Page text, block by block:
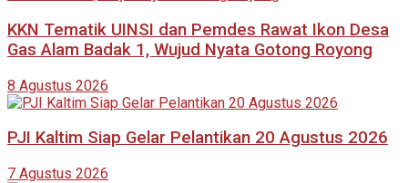
KKN Tematik UINSI dan Pemdes Rawat Ikon Desa
Gas Alam Badak 1, Wujud Nyata Gotong Royong
8 Agustus 2026
PJI Kaltim Siap Gelar Pelantikan 20 Agustus 2026
7 Agustus 2026